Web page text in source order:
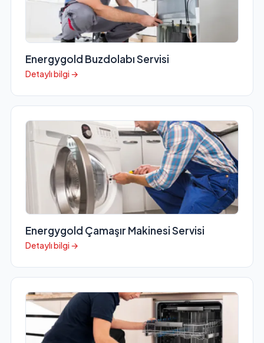
Energygold Buzdolabı Servisi
Detaylı bilgi →
Energygold Çamaşır Makinesi Servisi
Detaylı bilgi →